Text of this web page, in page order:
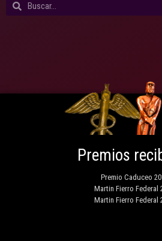
Premios
Premio Caduceo
Martin Fierro Federal
Martin Fierro Federal